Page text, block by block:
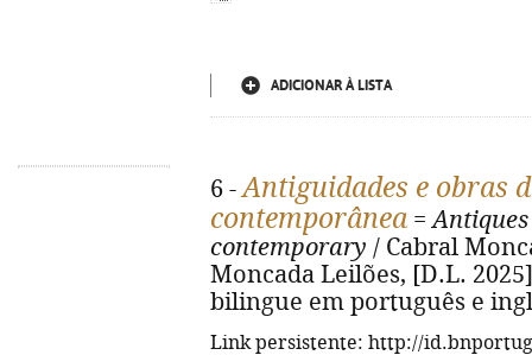
ADICIONAR À LISTA
6 -Antiguidades e obras
contemporânea =
contemporary / Cabral
Moncada Leilões, [D.L.
bilingue em português e
Link persistente: http://